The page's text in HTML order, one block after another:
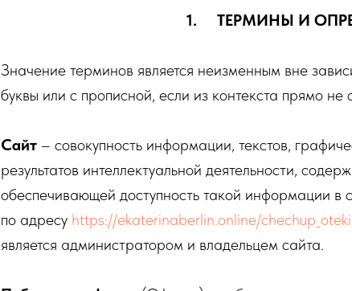
1. ТЕРМИНЫ И
Значение терминов является неизменным вне
буквы или с прописной, если из контекста прямо не
Сайт – совокупность информации, текстов,
результатов интеллектуальной деятельности,
обеспечивающей доступность такой информации в
по адресу https://ekaterinaberlin.online/chechup_oteki
является администратором и владельцем сайта.